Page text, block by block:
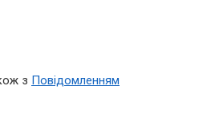
з Повідомленням